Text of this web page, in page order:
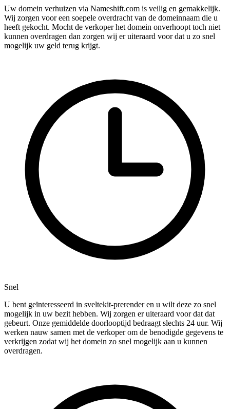
Uw domein verhuizen via Nameshift.com is veilig en gemakkelijk.
Wij zorgen voor een soepele overdracht van de domeinnaam die u
heeft gekocht. Mocht de verkoper het domein onverhoopt toch niet
kunnen overdragen dan zorgen wij er uiteraard voor dat u zo snel
mogelijk uw geld terug krijgt.
Snel
U bent geïnteresseerd in sveltekit-prerender en u wilt deze zo snel
mogelijk in uw bezit hebben. Wij zorgen er uiteraard voor dat dat
gebeurt. Onze gemiddelde doorlooptijd bedraagt slechts 24 uur. Wij
werken nauw samen met de verkoper om de benodigde gegevens te
verkrijgen zodat wij het domein zo snel mogelijk aan u kunnen
overdragen.